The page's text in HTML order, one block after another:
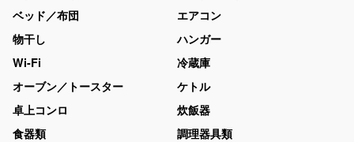
ベッド／布団
エアコン
物干し
ハンガー
Wi-Fi
冷蔵庫
オーブン／トースター
ケトル
卓上コンロ
炊飯器
食器類
調理器具類